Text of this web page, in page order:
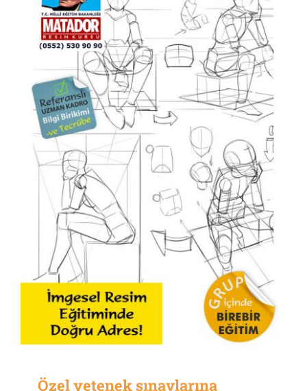
Özel yetenek sınavlarına